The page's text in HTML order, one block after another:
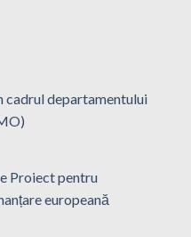
cadrul departamentului
Proiect pentru
europeană